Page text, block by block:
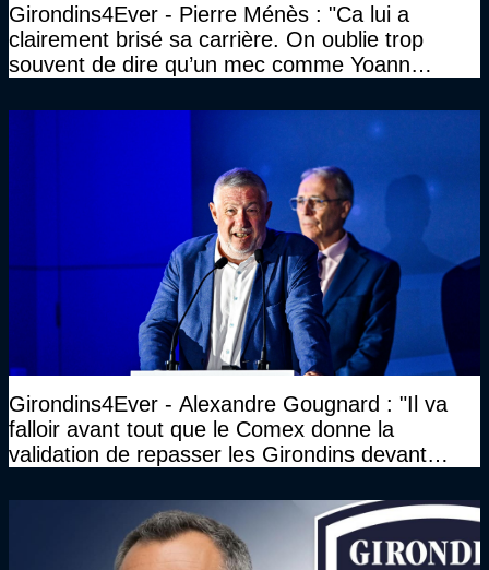
Girondins4Ever - Pierre Ménès : "Ca lui a
clairement brisé sa carrière. On oublie trop
souvent de dire qu’un mec comme Yoann
Girondins4Ever - Alexandre Gougnard : "Il va
falloir avant tout que le Comex donne la
validation de repasser les Girondins devant